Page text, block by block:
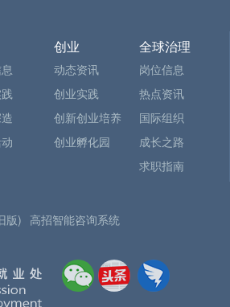
创业
动态资讯
创业实践
创新创业培养
创业孵化园
全球治理
岗位信息
热点资讯
国际组织
成长之路
求职指南
版) 高招智能咨询系统